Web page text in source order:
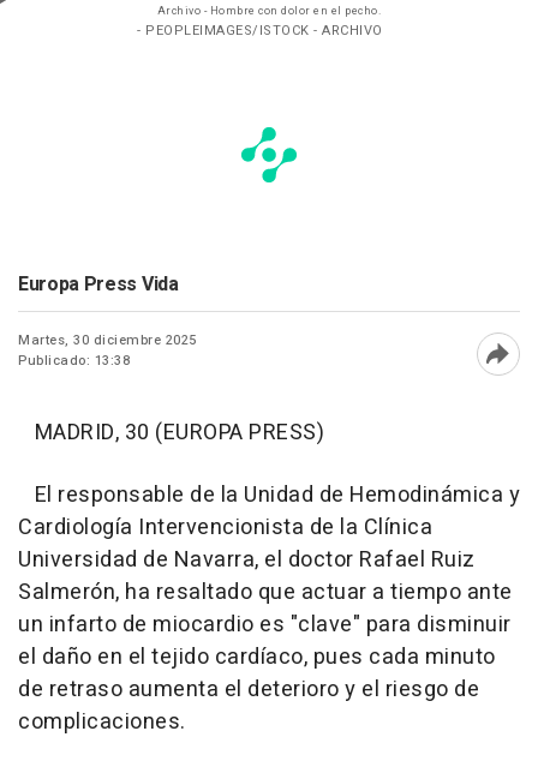
Archivo - Hombre con dolor en el pecho.
- PEOPLEIMAGES/ISTOCK - ARCHIVO
Europa Press Vida
Martes, 30 diciembre 2025
Publicado: 13:38
MADRID, 30 (EUROPA PRESS)
El responsable de la Unidad de Hemodinámica y
Cardiología Intervencionista de la Clínica
Universidad de Navarra, el doctor Rafael Ruiz
Salmerón, ha resaltado que actuar a tiempo ante
un infarto de miocardio es "clave" para disminuir
el daño en el tejido cardíaco, pues cada minuto
de retraso aumenta el deterioro y el riesgo de
complicaciones.